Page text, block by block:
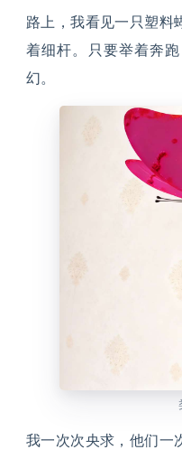
路上，我看见一只塑料
着细杆。只要举着奔
幻。
我一次次央求，他们一